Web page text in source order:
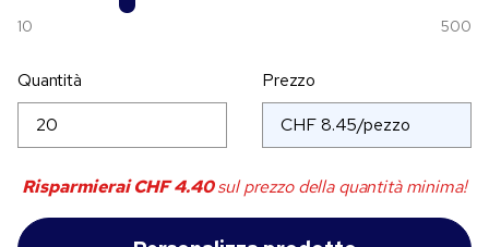
10 500
Quantità Prezzo
RisparmieraiCHF 4.40sul prezzo della quantità minima!